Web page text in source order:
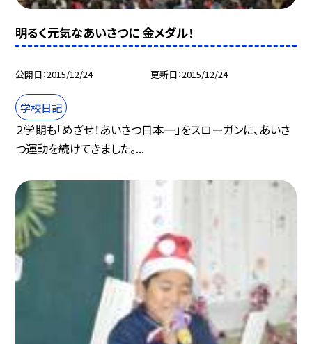
明るく元気なあいさつに 金メダル！
公開日 2015/12/24 更新日 2015/12/24
学校日記
２学期も「めざせ！あいさつ日本一」をスローガンに、あいさ
つ運動を続けてきました。...